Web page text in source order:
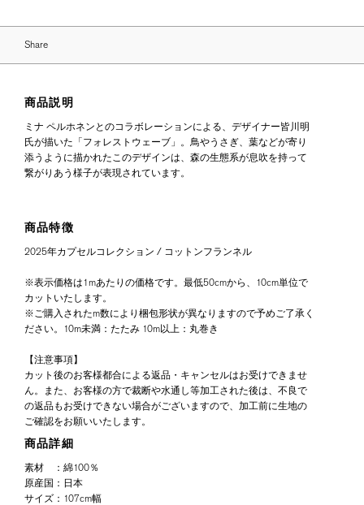
Share
商品説明
ミナ ペルホネンとのコラボレーションによる、デザイナー皆川明
氏が描いた「フォレストウェーブ」。鳥やうさぎ、葉などが寄り
添うように描かれたこのデザインは、森の生態系が息吹を持って
繋がりあう様子が表現されています。
商品特徴
2025年カプセルコレクション / コットンフランネル
※表示価格は1mあたりの価格です。最低50cmから、10cm単位で
カットいたします。
※ご購入されたm数により梱包形状が異なりますので予めご了承く
ださい。10m未満：たたみ 10m以上：丸巻き
【注意事項】
カット後のお客様都合による返品・キャンセルはお受けできませ
ん。また、お客様の方で裁断や水通し等加工された後は、不良で
の返品もお受けできない場合がございますので、加工前に生地の
ご確認をお願いいたします。
商品詳細
素材 ： 綿100％
原産国 ： 日本
サイズ ： 107cm幅